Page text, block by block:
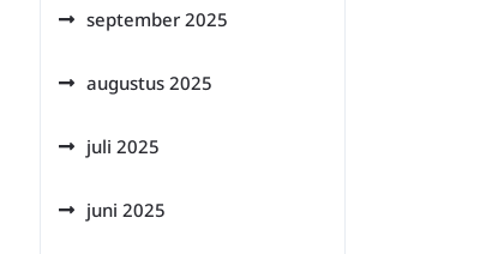
september 2025
augustus 2025
juli 2025
juni 2025